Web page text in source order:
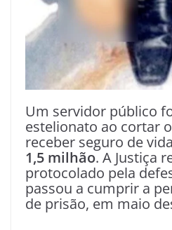
Um servidor público
estelionato ao cortar
receber seguro de
1,5 milhão. A Justiça
protocolado pela
passou a cumprir a
de prisão, em maio